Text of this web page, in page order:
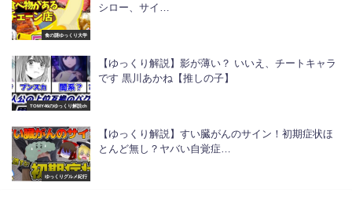
食の謎ゆっくり大学
シロー、サイ…
TOMY46のゆっくり解説ch
【ゆっくり解説】影が薄い？ いいえ、チートキャラ
です 黒川あかね【推しの子】
ゆっくりグルメ紀行
【ゆっくり解説】すい臓がんのサイン！初期症状ほ
とんど無し？ヤバい自覚症…